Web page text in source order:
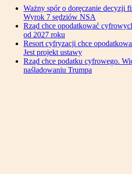
Ważny spór o doręczanie decyzji
Wyrok 7 sędziów NSA
Rząd chce opodatkować
od 2027 roku
Resort cyfryzacji chce
Jest projekt ustawy
Rząd chce podatku cyfrowego.
naśladowaniu Trumpa